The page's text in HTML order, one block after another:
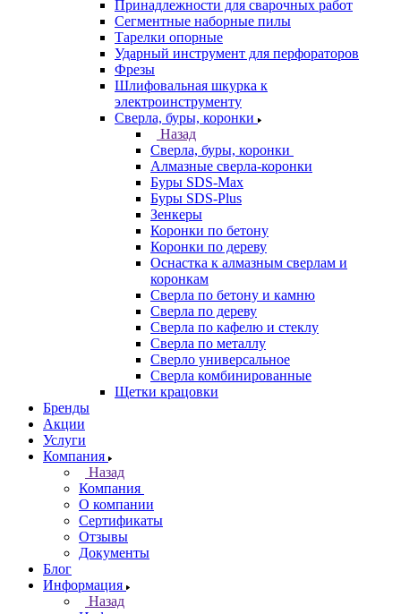
Принадлежности для сварочных работ
Сегментные наборные пилы
Тарелки опорные
Ударный инструмент для перфораторов
Фрезы
Шлифовальная шкурка к
электроинструменту
Сверла, буры, коронки
Назад
Сверла, буры, коронки
Алмазные сверла-коронки
Буры SDS-Max
Буры SDS-Plus
Зенкеры
Коронки по бетону
Коронки по дереву
Оснастка к алмазным сверлам и
коронкам
Сверла по бетону и камню
Сверла по дереву
Сверла по кафелю и стеклу
Сверла по металлу
Сверло универсальное
Сверла комбинированные
Щетки крацовки
Бренды
Акции
Услуги
Компания
Назад
Компания
О компании
Сертификаты
Отзывы
Документы
Блог
Информация
Назад